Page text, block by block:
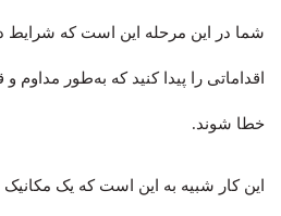
شما در این مرحله این است که شرایط
اقداماتی را پیدا کنید که به‌طور مداوم
خطا شوند.
این کار شبیه به این است که یک